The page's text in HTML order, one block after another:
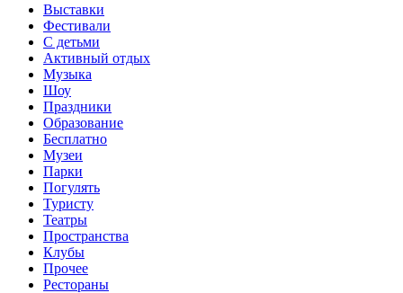
Выставки
Фестивали
С детьми
Активный отдых
Музыка
Шоу
Праздники
Образование
Бесплатно
Музеи
Парки
Погулять
Туристу
Театры
Пространства
Клубы
Прочее
Рестораны